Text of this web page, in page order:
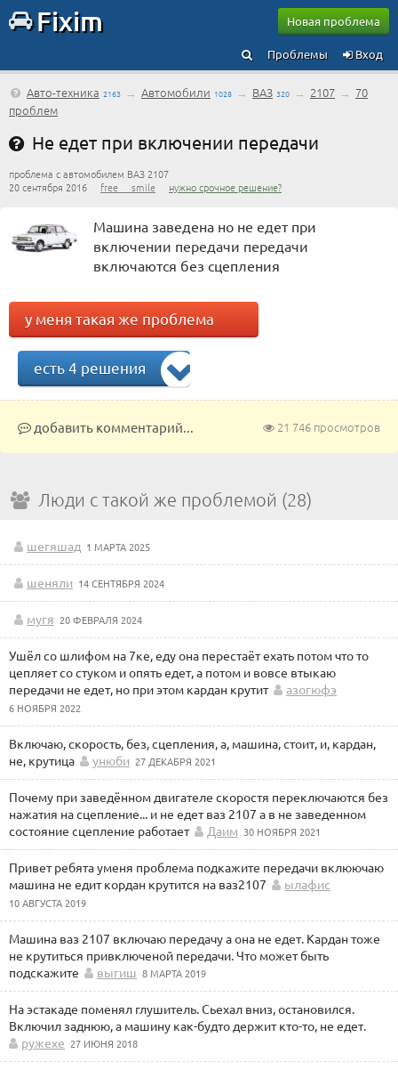
Fixim Новая проблема
Вход
Проблемы
Авто-техника 2163 → Автомобили 1028 → ВАЗ 320 → 2107 → 70
проблем
Не едет при включении передачи
проблема с автомобилем ВАЗ 2107
20 сентября 2016 free___smile нужно срочное решение?
Машина заведена но не едет при
включении передачи передачи
включаются без сцепления
у меня такая же проблема
есть 4 решения
21 746 просмотров
добавить комментарий...
Люди с такой же проблемой (28)
шегяшад 1 МАРТА 2025
шеняли 14 СЕНТЯБРЯ 2024
мугя 20 ФЕВРАЛЯ 2024
Ушëл со шлифом на 7ке, еду она перестаëт ехать потом что то
цепляет со стуком и опять едет, а потом и вовсе втыкаю
передачи не едет, но при этом кардан крутит
азогюфэ
6 НОЯБРЯ 2022
Включаю, скорость, без, сцепления, а, машина, стоит, и, кардан,
не, крутица
унюби 27 ДЕКАБРЯ 2021
Почему при заведённом двигателе скоростя переключаются без
нажатия на сцепление... и не едет ваз 2107 а в не заведенном
состояние сцепление работает
Даим 30 НОЯБРЯ 2021
Привет ребята уменя проблема подкажите передачи вклюючаю
машина не едит кордан крутится на ваз2107
ылафис
10 АВГУСТА 2019
Машина ваз 2107 включаю передачу а она не едет. Кардан тоже
не крутиться привключеной передачи. Что может быть
подскажите
выгиш 8 МАРТА 2019
На эстакаде поменял глушитель. Сьехал вниз, остановился.
Включил заднюю, а машину как-будто держит кто-то, не едет.
ружехе 27 ИЮНЯ 2018